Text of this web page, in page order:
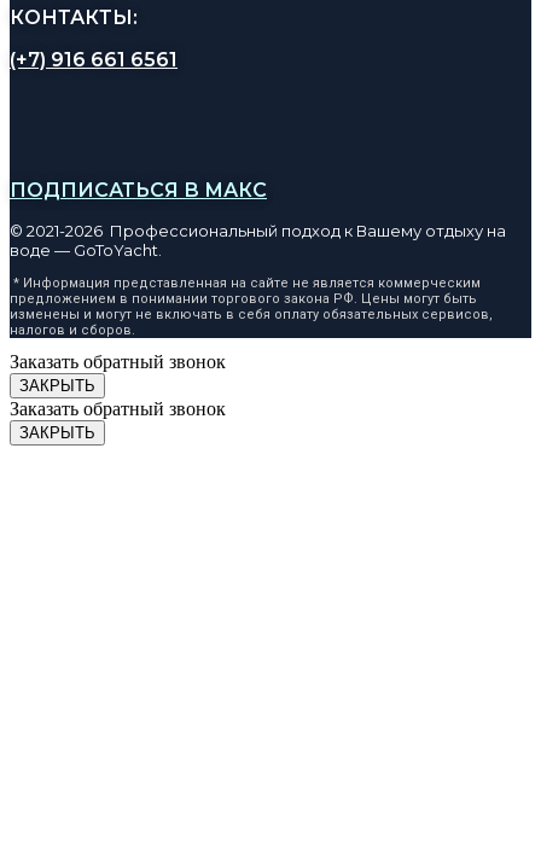
КОНТАКТЫ:
(+7) 916 661 6561
ПОДПИСАТЬСЯ В МАКС
© 2021-2026 Профессиональный подход к Вашему отдыху на
воде — GoToYacht.
* Информация представленная на сайте не является коммерческим
предложением в понимании торгового закона РФ. Цены могут быть
изменены и могут не включать в себя оплату обязательных сервисов,
налогов и сборов.
Заказать обратный звонок
ЗАКРЫТЬ
Заказать обратный звонок
ЗАКРЫТЬ